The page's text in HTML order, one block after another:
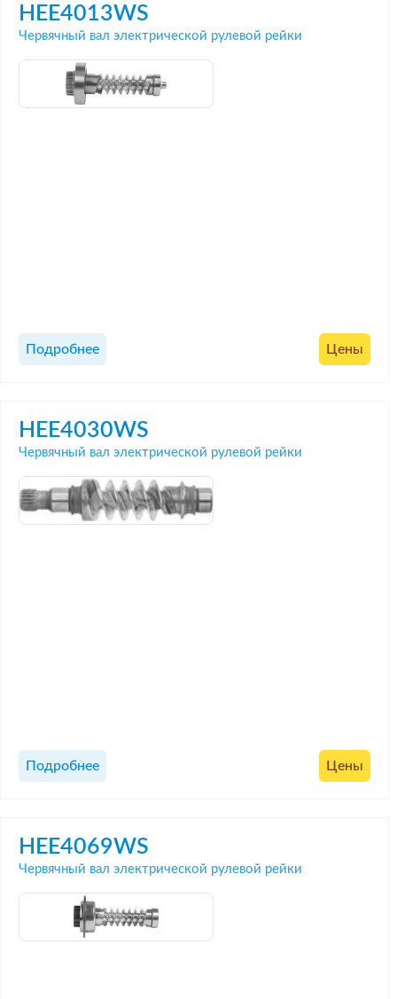
HEE4013WS
Червячный вал электрической рулевой рейки
Подробнее Цены
HEE4030WS
Червячный вал электрической рулевой рейки
Подробнее Цены
HEE4069WS
Червячный вал электрической рулевой рейки